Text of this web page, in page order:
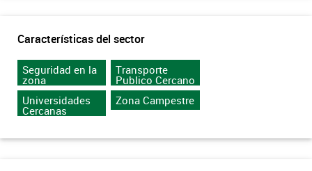
Características del sector
Seguridad en la
zona
Transporte
Publico Cercano
Universidades
Cercanas
Zona Campestre